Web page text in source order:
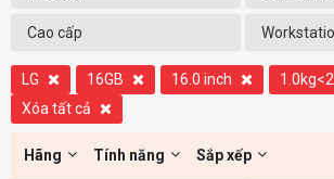
Cao cấp
LG 16GB 16.0 inch
Xóa tất cả
Hãng Tính năng Sắp xếp